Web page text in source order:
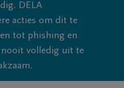
DELA
acties om dit te
tot phishing en
nooit volledig uit te